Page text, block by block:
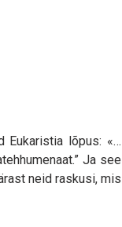
Eukaristia lõpus: «…
Ja see
neid raskusi, mis